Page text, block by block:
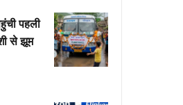
पहली
से झूम